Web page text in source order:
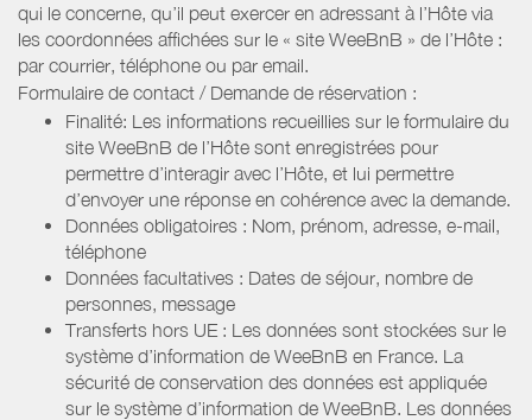
qui le concerne, qu’il peut exercer en adressant à l’Hôte via
les coordonnées affichées sur le « site WeeBnB » de l’Hôte :
par courrier, téléphone ou par email.
Formulaire de contact / Demande de réservation :
Finalité: Les informations recueillies sur le formulaire du
site WeeBnB de l’Hôte sont enregistrées pour
permettre d’interagir avec l’Hôte, et lui permettre
d’envoyer une réponse en cohérence avec la demande.
Données obligatoires : Nom, prénom, adresse, e-mail,
téléphone
Données facultatives : Dates de séjour, nombre de
personnes, message
Transferts hors UE : Les données sont stockées sur le
système d’information de WeeBnB en France. La
sécurité de conservation des données est appliquée
sur le système d’information de WeeBnB. Les données